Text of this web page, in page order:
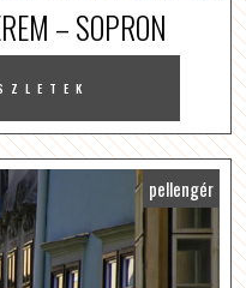
– SOPRON
pellengér